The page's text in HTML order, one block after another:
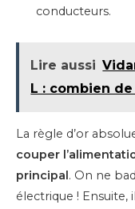
conducteurs.
Lire aussi
L : combien
La règle d’or
couper
principal. On ne
électrique ! Ensuite,